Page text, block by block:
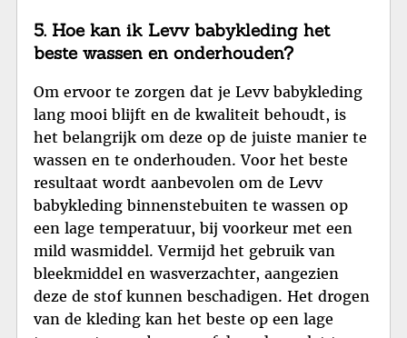
5. Hoe kan ik Levv babykleding het
beste wassen en onderhouden?
Om ervoor te zorgen dat je Levv babykleding
lang mooi blijft en de kwaliteit behoudt, is
het belangrijk om deze op de juiste manier te
wassen en te onderhouden. Voor het beste
resultaat wordt aanbevolen om de Levv
babykleding binnenstebuiten te wassen op
een lage temperatuur, bij voorkeur met een
mild wasmiddel. Vermijd het gebruik van
bleekmiddel en wasverzachter, aangezien
deze de stof kunnen beschadigen. Het drogen
van de kleding kan het beste op een lage